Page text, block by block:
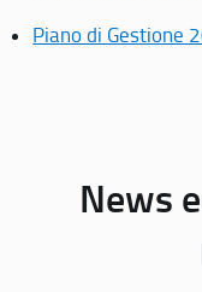
Piano di Gestione
News